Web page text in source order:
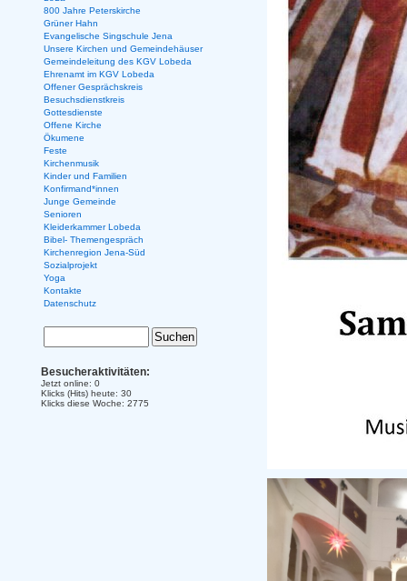
800 Jahre Peterskirche
Grüner Hahn
Evangelische Singschule Jena
Unsere Kirchen und Gemeindehäuser
Gemeindeleitung des KGV Lobeda
Ehrenamt im KGV Lobeda
Offener Gesprächskreis
Besuchsdienstkreis
Gottesdienste
Offene Kirche
Ökumene
Feste
Kirchenmusik
Kinder und Familien
Konfirmand*innen
Junge Gemeinde
Senioren
Kleiderkammer Lobeda
Bibel- Themengespräch
Kirchenregion Jena-Süd
Sozialprojekt
Yoga
Kontakte
Datenschutz
Besucheraktivitäten:
Jetzt online: 0
Klicks (Hits) heute: 30
Klicks diese Woche: 2775